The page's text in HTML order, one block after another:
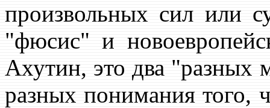
произвольных сил или
"фюсис" и
Ахутин, это два "разных
разных понимания того,